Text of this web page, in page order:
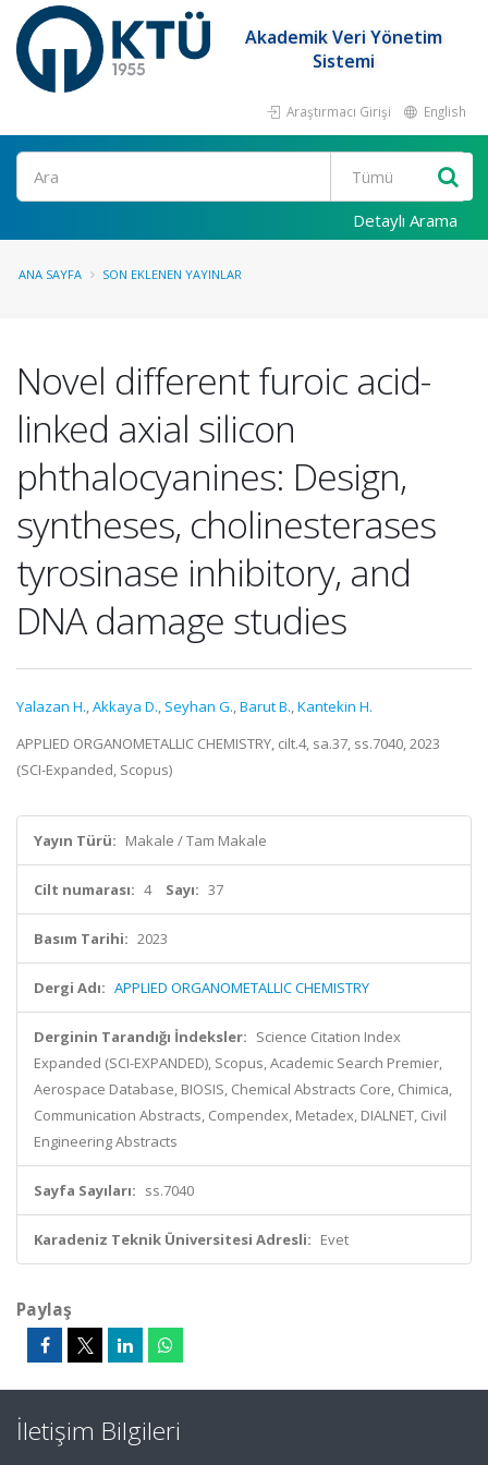
Akademik Veri Yönetim
Sistemi
Araştırmacı Girişi English
Ara
Detaylı Arama
ANA SAYFA SON EKLENEN YAYINLAR
Novel different furoic acid-
linked axial silicon
phthalocyanines: Design,
syntheses, cholinesterases
tyrosinase inhibitory, and
DNA damage studies
Yalazan H.,Akkaya D., Seyhan G.,Barut B.,Kantekin H.
APPLIED ORGANOMETALLIC CHEMISTRY, cilt.4, sa.37, ss.7040, 2023
(SCI-Expanded, Scopus)
Yayın Türü: Makale / Tam Makale
Cilt numarası: 4 Sayı: 37
Basım Tarihi: 2023
Dergi Adı: APPLIED ORGANOMETALLIC CHEMISTRY
Derginin Tarandığı İndeksler: Science Citation Index
Expanded (SCI-EXPANDED), Scopus, Academic Search Premier,
Aerospace Database, BIOSIS, Chemical Abstracts Core, Chimica,
Communication Abstracts, Compendex, Metadex, DIALNET, Civil
Engineering Abstracts
Sayfa Sayıları: ss.7040
Karadeniz Teknik Üniversitesi Adresli: Evet
Paylaş
İletişim Bilgileri